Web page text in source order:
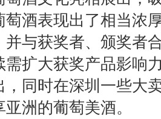
萄酒表现出了相当浓
并与获奖者、颁奖者
大获奖产品影响
，同时在深圳一些大
洲的葡萄美酒。